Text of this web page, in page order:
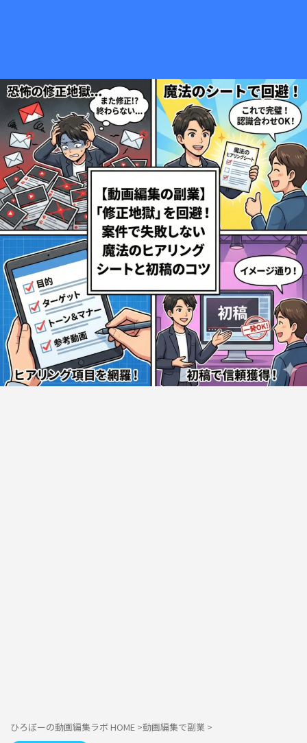
ひろぼーの動画編集ラボ HOME >動画編集で副業 >